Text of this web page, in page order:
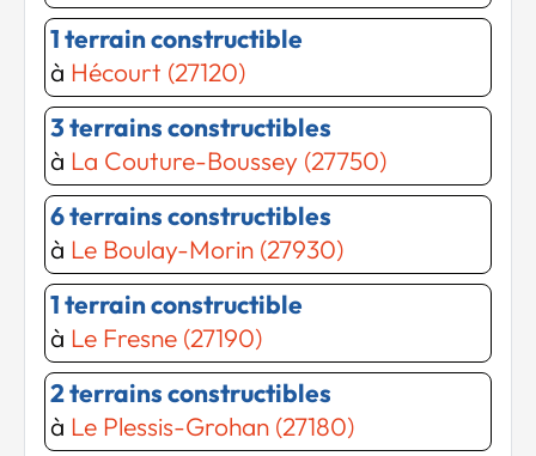
1 terrain constructible
à Hécourt (27120)
3 terrains constructibles
à La Couture-Boussey (27750)
6 terrains constructibles
à Le Boulay-Morin (27930)
1 terrain constructible
à Le Fresne (27190)
2 terrains constructibles
à Le Plessis-Grohan (27180)